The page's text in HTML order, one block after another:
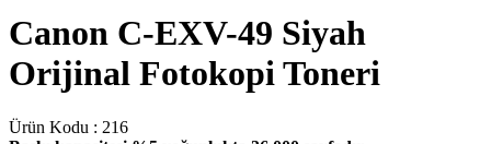
Canon C-EXV-49 Siyah
Orijinal Fotokopi Toneri
Ürün Kodu : 216